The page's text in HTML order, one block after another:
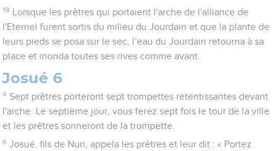
18
Lorsque les prêtres qui portaient l'arche de l'alliance de
l'Eternel furent sortis du milieu du Jourdain et que la plante de
leurs pieds se posa sur le sec, l’eau du Jourdain retourna à sa
place et inonda toutes ses rives comme avant.
Josué 6
4 Sept prêtres porteront sept trompettes retentissantes devant
l'arche. Le septième jour, vous ferez sept fois le tour de la ville
et les prêtres sonneront de la trompette.
6 Josué, fils de Nun, appela les prêtres et leur dit : « Portez